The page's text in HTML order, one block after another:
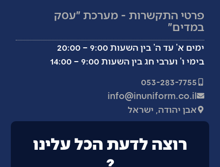
פרטי התקשרות - מערכת ״עסק
במדים״
ימים א’ עד ה’ בין השעות 9:00 – 20:00
בימי ו’ וערבי חג בין השעות 9:00 – 14:00
053-283-7755
info@inuniform.co.il
אבן יהודה, ישראל
רוצה לדעת הכל עלינו